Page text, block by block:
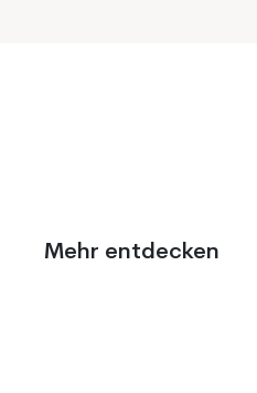
Mehr entdecken